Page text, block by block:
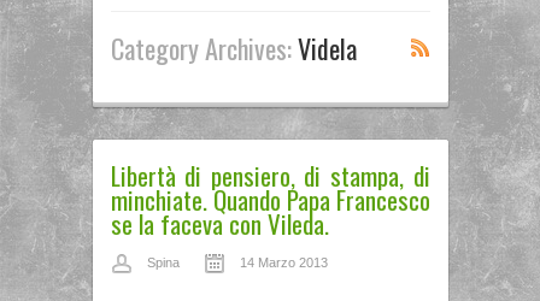
Category Archives:Videla
Libertà di pensiero, di stampa, di
minchiate. Quando Papa Francesco
se la faceva con Vileda.
Spina 14 Marzo 2013